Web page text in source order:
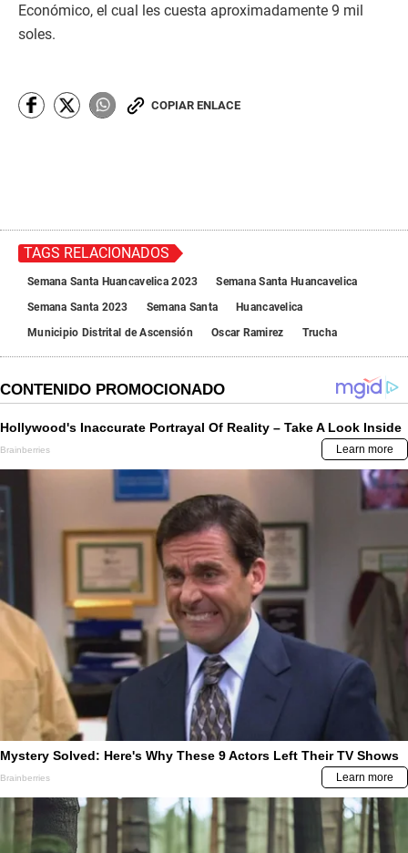
Económico, el cual les cuesta aproximadamente 9 mil
soles.
COPIAR ENLACE
TAGS RELACIONADOS
Semana Santa Huancavelica 2023
Semana Santa Huancavelica
Semana Santa 2023
Semana Santa
Huancavelica
Municipio Distrital de Ascensión
Oscar Ramirez Trucha